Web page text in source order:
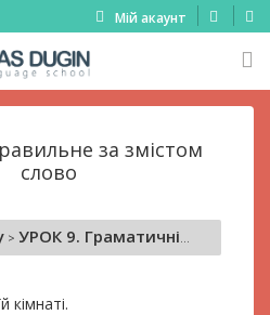
Мій акаунт
за змістом
слово
УРОК 9. Граматичні часи групи Continuous
кімнаті.